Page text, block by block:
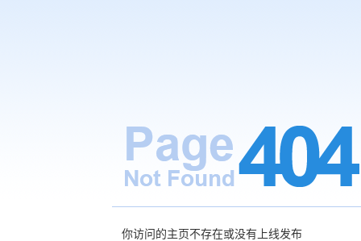
你访问的主页不存在或没有上线发布